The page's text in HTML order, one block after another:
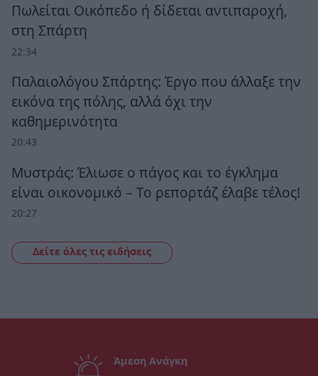
Πωλείται Οικόπεδο ή δίδεται αντιπαροχή,
στη Σπάρτη
22:34
Παλαιολόγου Σπάρτης: Έργο που άλλαξε την
εικόνα της πόλης, αλλά όχι την
καθημερινότητα
20:43
Μυστράς: Έλιωσε ο πάγος και το έγκλημα
είναι οικονομικό – Το ρεπορτάζ έλαβε τέλος!
20:27
Δείτε όλες τις ειδήσεις
Άμεση Ανάγκη